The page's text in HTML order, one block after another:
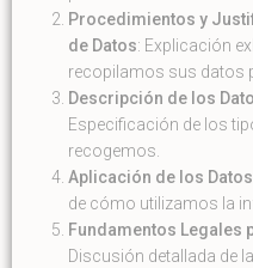
Procedimientos y
de Datos: Explicación
recopilamos sus datos
Descripción de los
Especificación de los
recogemos.
Aplicación de los
de cómo utilizamos la
Fundamentos Legales
Discusión detallada de